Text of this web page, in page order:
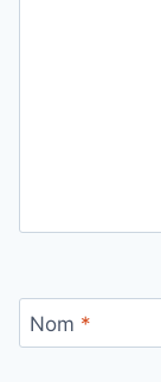
Nom *